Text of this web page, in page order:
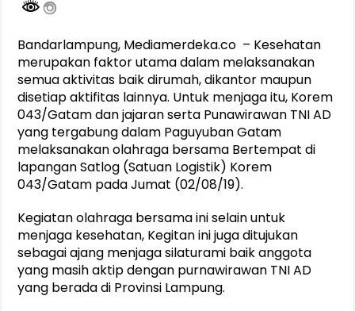
Bandarlampung, Mediamerdeka.co – Kesehatan
merupakan faktor utama dalam melaksanakan
semua aktivitas baik dirumah, dikantor maupun
disetiap aktifitas lainnya. Untuk menjaga itu, Korem
043/Gatam dan jajaran serta Punawirawan TNI AD
yang tergabung dalam Paguyuban Gatam
melaksanakan olahraga bersama Bertempat di
lapangan Satlog (Satuan Logistik) Korem
043/Gatam pada Jumat (02/08/19).
Kegiatan olahraga bersama ini selain untuk
menjaga kesehatan, Kegitan ini juga ditujukan
sebagai ajang menjaga silaturami baik anggota
yang masih aktip dengan purnawirawan TNI AD
yang berada di Provinsi Lampung.